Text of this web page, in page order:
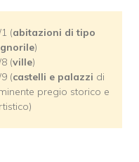
(abitazioni di tipo
)
(ville)
(castelli e palazzi di
pregio storico e